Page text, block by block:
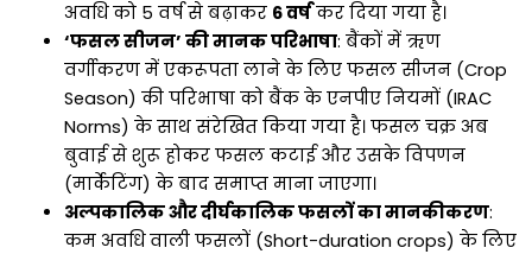
अवधि को 5 वर्ष से बढ़ाकर 6 वर्षकर दिया गया है।
‘फसल सीजन’ की मानक परिभाषा: बैंकों में ऋण
वर्गीकरण में एकरूपता लाने के लिए फसल सीजन (Crop
Season) की परिभाषा को बैंक के एनपीए नियमों (IRAC
Norms) के साथ संरेखित किया गया है। फसल चक्र अब
बुवाई से शुरू होकर फसल कटाई और उसके विपणन
(मार्केटिंग) के बाद समाप्त माना जाएगा।
अल्पकालिक और दीर्घकालिक फसलों का मानकीकरण:
कम अवधि वाली फसलों (Short-duration crops) के लिए